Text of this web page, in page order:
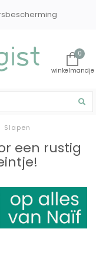
0
Slapen
een rustig